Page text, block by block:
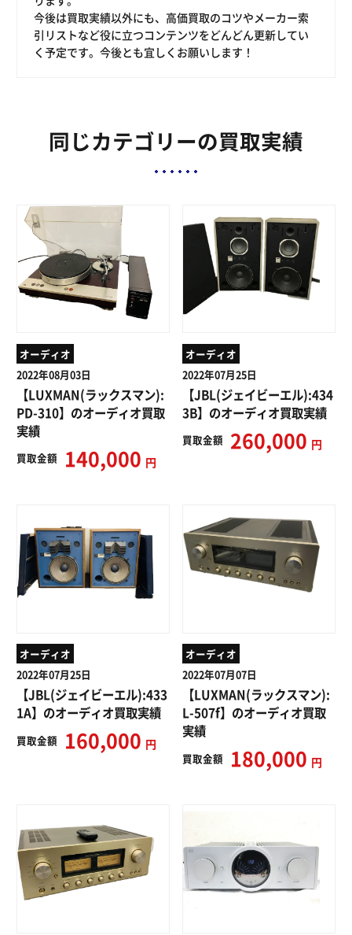
今後は買取実績以外にも、高価買取のコツやメーカー索
引リストなど役に立つコンテンツをどんどん更新してい
く予定です。今後とも宜しくお願いします！
同じカテゴリーの買取実績
オーディオ
2022年08月03日
【LUXMAN(ラックスマン):
PD-310】のオーディオ買取
実績
買取金額 140,000 円
オーディオ
2022年07月25日
【JBL(ジェイビーエル):434
3B】のオーディオ買取実績
買取金額 260,000 円
オーディオ
2022年07月25日
【JBL(ジェイビーエル):433
1A】のオーディオ買取実績
買取金額 160,000 円
オーディオ
2022年07月07日
【LUXMAN(ラックスマン):
L-507f】のオーディオ買取
実績
買取金額 180,000 円